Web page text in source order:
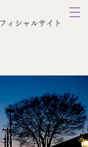
フィシャルサイト